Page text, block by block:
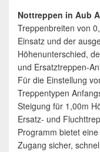
Nottreppen in Aub
Treppenbreiten von
Einsatz und der
Höhenunterschied,
und Ersatztreppen-
Für die Einstellung
Treppentypen
Steigung für 1,00m
Ersatz- und
Programm bietet
Zugang sicher,